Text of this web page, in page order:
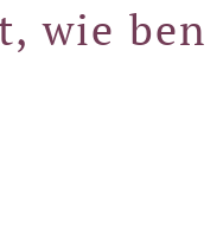
wie ben